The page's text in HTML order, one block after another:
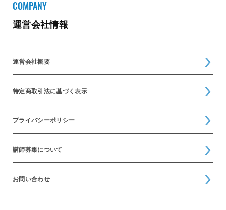
COMPANY
運営会社情報
運営会社概要
特定商取引法に基づく表示
プライバシーポリシー
講師募集について
お問い合わせ